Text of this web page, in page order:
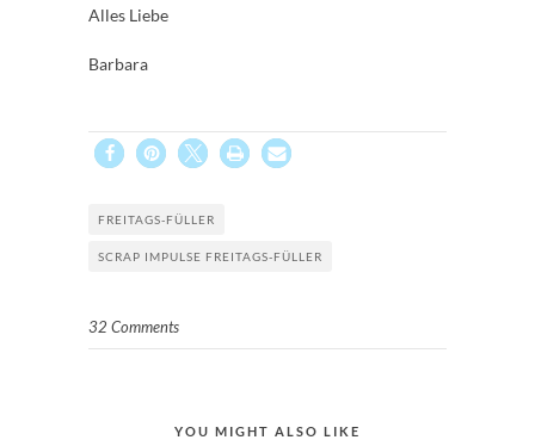
Alles Liebe
Barbara
FREITAGS-FÜLLER
SCRAP IMPULSE FREITAGS-FÜLLER
32 Comments
YOU MIGHT ALSO LIKE